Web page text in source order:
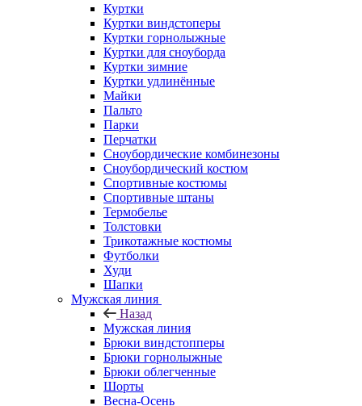
Куртки
Куртки виндстоперы
Куртки горнолыжные
Куртки для сноуборда
Куртки зимние
Куртки удлинённые
Майки
Пальто
Парки
Перчатки
Сноубордические комбинезоны
Сноубордический костюм
Спортивные костюмы
Спортивные штаны
Термобелье
Толстовки
Трикотажные костюмы
Футболки
Худи
Шапки
Мужская линия
Назад
Мужская линия
Брюки виндстопперы
Брюки горнолыжные
Брюки облегченные
Шорты
Весна-Осень